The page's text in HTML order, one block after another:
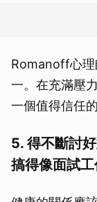
Romanoff心理
一。在充滿壓
一個值得信任的
5. 得不斷討
搞得像面試